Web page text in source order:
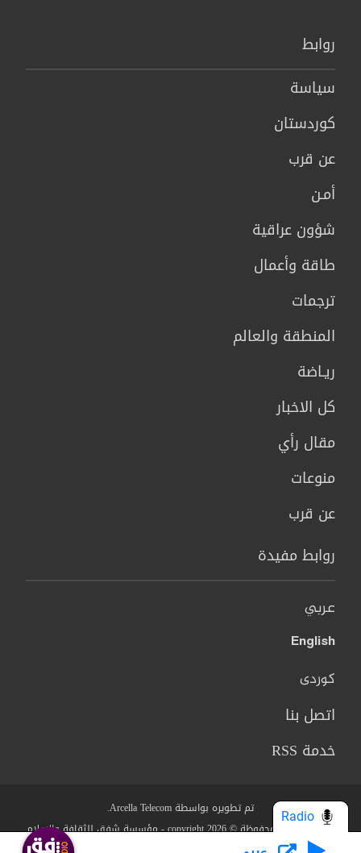
روابط
سیاسة
كوردستان
عن قرب
أمـن
شؤون عراقية
طاقة وأعمال
ترجمات
المنطقة والعالم
ريـاضة
كل الاخبار
مقال رأي
منوعات
عن قرب
روابط مفيدة
عربي
English
کوردی
اتصل بنا
خدمة RSS
تم تطويره بواسطة Arcella Telecom.
جميع الحقوق محفوظة © copyright 2026 - مؤسسة شفق للثقافة والاعلام
Radio